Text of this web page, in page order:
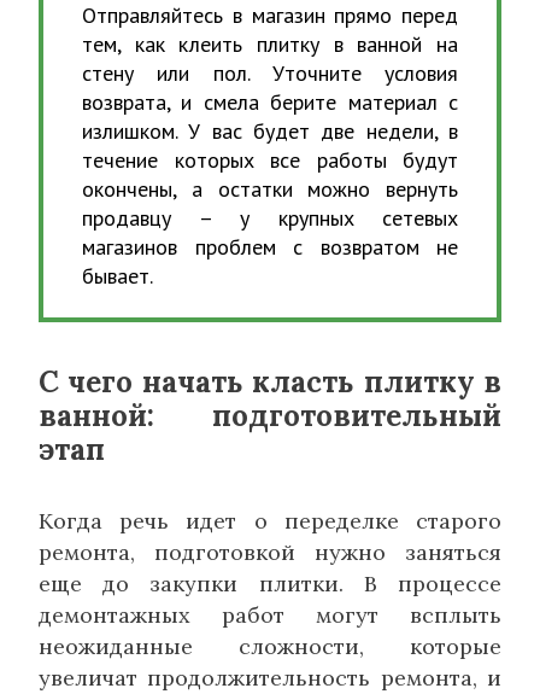
Отправляйтесь в магазин прямо перед
тем, как клеить плитку в ванной на
стену или пол. Уточните условия
возврата, и смела берите материал с
излишком. У вас будет две недели, в
течение которых все работы будут
окончены, а остатки можно вернуть
продавцу – у крупных сетевых
магазинов проблем с возвратом не
бывает.
С чего начать класть плитку в
ванной: подготовительный
этап
Когда речь идет о переделке старого
ремонта, подготовкой нужно заняться
еще до закупки плитки. В процессе
демонтажных работ могут всплыть
неожиданные сложности, которые
увеличат продолжительность ремонта, и